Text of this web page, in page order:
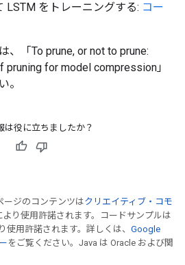
LSTM をトレーニングする: コー
、「To prune, or not to prune:
for model compression」
。
は役に立ちましたか？
ージのコンテンツはクリエイティブ・コモ
より使用許諾されます。コードサンプルは
使用許諾されます。詳しくは、 Google
をご覧ください。Java は Oracle および関